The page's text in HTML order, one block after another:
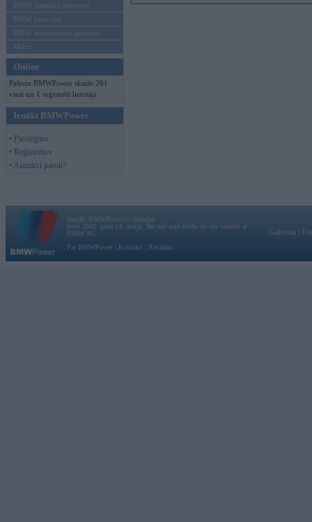
BMW pasaules jaunumi
BMW koncepti
BMW konkurentu jaunumi
Moto
Online
Pašreiz BMWPower skatās 261
viesi un 1 reģistrēti lietotāji.
Ienākt BMWPower
• Pieslēgties
• Reģistrēties
• Aizmirsi paroli?
Vortāls BMWPower.lv darbojas
kopš 2002. gada 14. maija. Tas nav auto klubs un nav saistīts ar
BMW AG.
Par BMWPower
Kontakti Reklāma
Galvena